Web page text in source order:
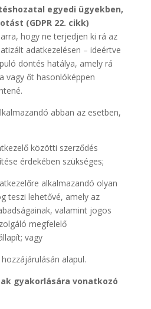
egyedi ügyekben,
(GDPR 22. cikk)
hogy ne terjedjen ki rá az
adatkezelésen – ideértve
döntés hatálya, amely rá
vagy őt hasonlóképpen
abban az esetben,
közötti szerződés
érdekében szükséges;
alkalmazandó olyan
teszi lehetővé, amely az
valamint jogos
megfelelő
vagy
alapul.
gyakorlására vonatkozó